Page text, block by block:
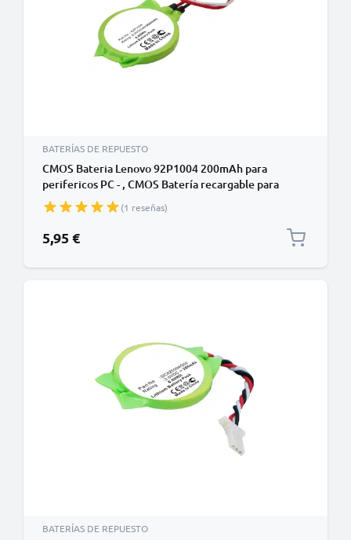
BATERÍAS DE REPUESTO
CMOS Bateria Lenovo 92P1004 200mAh para
perifericos PC - , CMOS Batería recargable para
Lenovo ThinkPad X200 Series
(1 reseñas)
5,95 €
BATERÍAS DE REPUESTO